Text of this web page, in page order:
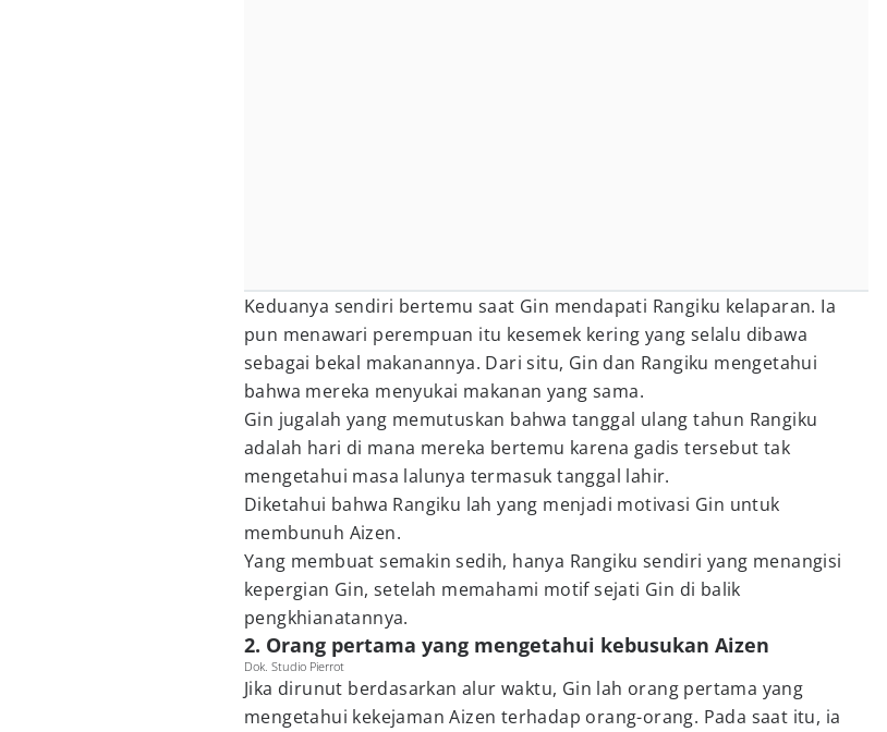
Keduanya sendiri bertemu saat Gin mendapati Rangiku kelaparan. Ia
pun menawari perempuan itu kesemek kering yang selalu dibawa
sebagai bekal makanannya. Dari situ, Gin dan Rangiku mengetahui
bahwa mereka menyukai makanan yang sama.
Gin jugalah yang memutuskan bahwa tanggal ulang tahun Rangiku
adalah hari di mana mereka bertemu karena gadis tersebut tak
mengetahui masa lalunya termasuk tanggal lahir.
Diketahui bahwa Rangiku lah yang menjadi motivasi Gin untuk
membunuh Aizen.
Yang membuat semakin sedih, hanya Rangiku sendiri yang menangisi
kepergian Gin, setelah memahami motif sejati Gin di balik
pengkhianatannya.
2. Orang pertama yang mengetahui kebusukan Aizen
Dok. Studio Pierrot
Jika dirunut berdasarkan alur waktu, Gin lah orang pertama yang
mengetahui kekejaman Aizen terhadap orang-orang. Pada saat itu, ia